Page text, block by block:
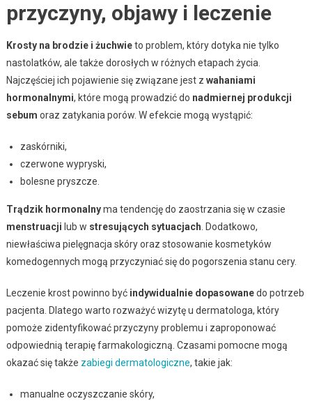
przyczyny, objawy i leczenie
Krosty na brodzie i żuchwieto problem, który dotyka nie tylko
nastolatków, ale także dorosłych w różnych etapach życia.
Najczęściej ich pojawienie się związane jest z wahaniami
hormonalnymi, które mogą prowadzić do nadmiernej produkcji
sebum oraz zatykania porów. W efekcie mogą wystąpić:
zaskórniki,
czerwone wypryski,
bolesne pryszcze.
Trądzik hormonalnyma tendencję do zaostrzania się w czasie
menstruacji lub w stresujących sytuacjach. Dodatkowo,
niewłaściwa pielęgnacja skóry oraz stosowanie kosmetyków
komedogennych mogą przyczyniać się do pogorszenia stanu cery.
Leczenie krost powinno być indywidualnie dopasowanedo potrzeb
pacjenta. Dlatego warto rozważyć wizytę u dermatologa, który
pomoże zidentyfikować przyczyny problemu i zaproponować
odpowiednią terapię farmakologiczną. Czasami pomocne mogą
okazać się także zabiegi dermatologiczne, takie jak:
manualne oczyszczanie skóry,